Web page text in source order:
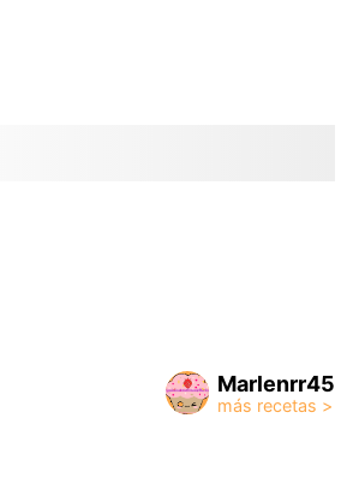
Marlenrr45